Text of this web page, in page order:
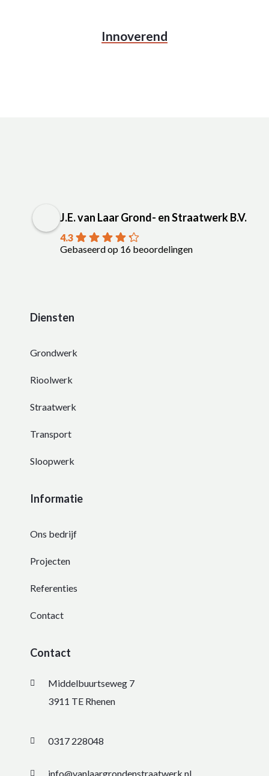
Innoverend
J.E. van Laar Grond- en Straatwerk B.V.
4.3
Gebaseerd op 16 beoordelingen
Diensten
Grondwerk
Rioolwerk
Straatwerk
Transport
Sloopwerk
Informatie
Ons bedrijf
Projecten
Referenties
Contact
Contact
Middelbuurtseweg 7
3911 TE Rhenen
0317 228048
info@vanlaargrondenstraatwerk.nl